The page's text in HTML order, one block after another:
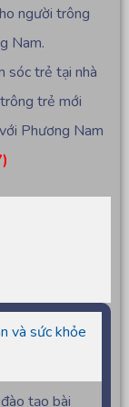
người trông
Nam.
sóc trẻ tại nhà
trẻ mới
Phương Nam
và sức khỏe
tạo bài